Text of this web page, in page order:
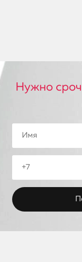
Нужно